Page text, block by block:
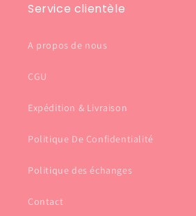
Service clientèle
A propos de nous
CGU
Expédition & Livraison
Politique De Confidentialité
Politique des échanges
Contact